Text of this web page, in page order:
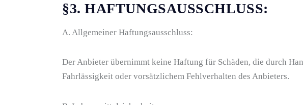
§3. HAFTUNGSAUSSCHLUSS:
A. Allgemeiner Haftungsausschluss:
Der Anbieter übernimmt keine Haftung für Schäden, die durch
Fahrlässigkeit oder vorsätzlichem Fehlverhalten des Anbieters.